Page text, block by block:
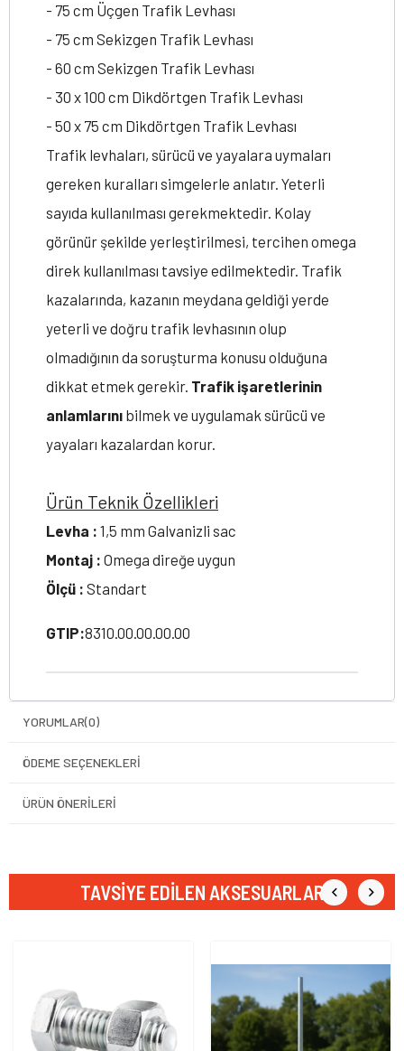
- 75 cm Üçgen Trafik Levhası
- 75 cm Sekizgen Trafik Levhası
- 60 cm Sekizgen Trafik Levhası
- 30 x 100 cm Dikdörtgen Trafik Levhası
- 50 x 75 cm Dikdörtgen Trafik Levhası
Trafik levhaları, sürücü ve yayalara uymaları
gereken kuralları simgelerle anlatır. Yeterli
sayıda kullanılması gerekmektedir. Kolay
görünür şekilde yerleştirilmesi, tercihen omega
direk kullanılması tavsiye edilmektedir. Trafik
kazalarında, kazanın meydana geldiği yerde
yeterli ve doğru trafik levhasının olup
olmadığının da soruşturma konusu olduğuna
dikkat etmek gerekir. Trafik işaretlerinin
anlamlarını bilmek ve uygulamak sürücü ve
yayaları kazalardan korur.
Ürün Teknik Özellikleri
Levha : 1,5 mm Galvanizli sac
Montaj : Omega direğe uygun
Ölçü : Standart
GTIP:8310.00.00.00.00
YORUMLAR(0)
ÖDEME SEÇENEKLERI
ÜRÜN ÖNERILERI
TAVSIYE EDILEN AKSESUARLAR